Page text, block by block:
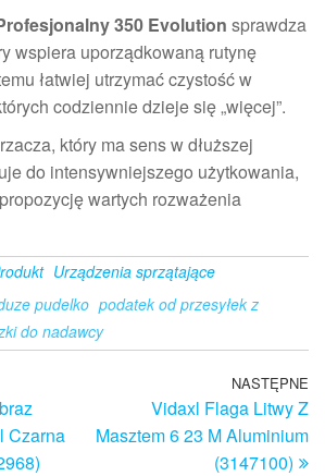
350 Evolution sprawdza
wspiera uporządkowaną rutynę
łatwiej utrzymać czystość w
codziennie dzieje się „więcej”.
który ma sens w dłuższej
do intensywniejszego użytkowania,
wartych rozważenia
Urządzenia sprzątające
pudelko podatek od przesyłek z
do nadawcy
Czarna
NASTĘPNE
Vidaxl Flaga Litwy Z
Masztem 6 23 M Aluminium
(3147100)